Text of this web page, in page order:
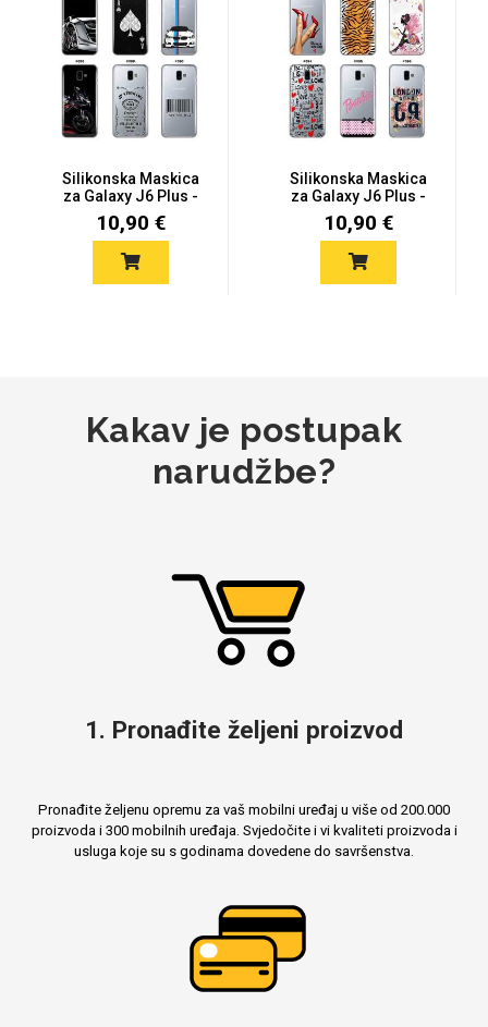
Silikonska Maskica
za Galaxy J6 Plus -
Šareni...
10,90 €
Silikonska Maskica
za Galaxy J6 Plus -
Šareni...
10,90 €
Kakav je postupak
narudžbe?
1. Pronađite željeni proizvod
Pronađite željenu opremu za vaš mobilni uređaj u više od 200.000
proizvoda i 300 mobilnih uređaja. Svjedočite i vi kvaliteti proizvoda i
usluga koje su s godinama dovedene do savršenstva.
Za njega Za nju
Svijet životinja Auto - Moto motivi
Gaming motivi